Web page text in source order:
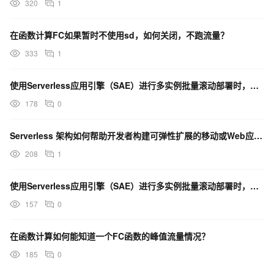
320 1
在函数计算FC如果暂时不使用sd，如何关闭，不跑流量？
333 1
使用Serverless应用引擎（SAE）进行多实例批量滚动部署时，可以实现南北向流量无损吗？
178 0
Serverless 架构如何帮助开发者构建可弹性扩展的移动或Web应用程序？
208 1
使用Serverless应用引擎（SAE）进行多实例批量滚动部署时，可以实现南北向流量无损吗？
157 0
在函数计算如何能知道一个FC函数的峰值流量情况？
185 0